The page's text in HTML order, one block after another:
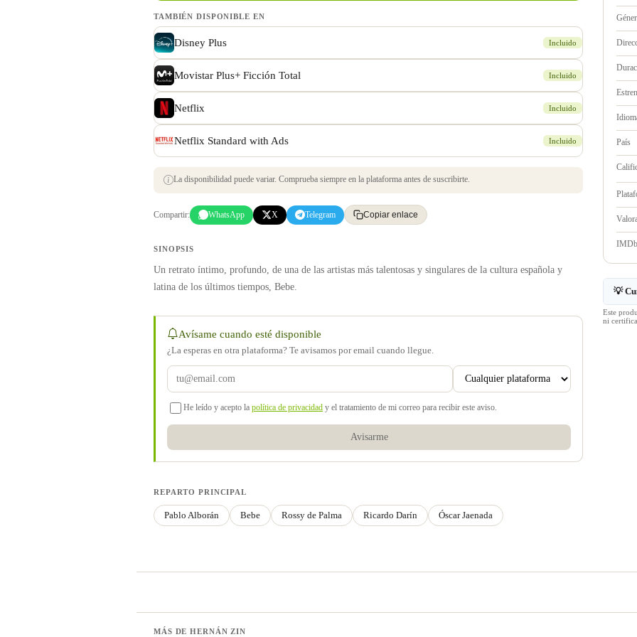
TAMBIÉN DISPONIBLE EN
Disney Plus Incluido
Movistar Plus+ Ficción Total Incluido
Netflix Incluido
Netflix Standard with Ads Incluido
La disponibilidad puede variar. Comprueba siempre en la plataforma antes de suscribirte.
Compartir: WhatsApp X Telegram Copiar enlace
SINOPSIS
Un retrato íntimo, profundo, de una de las artistas más talentosas y singulares de la cultura española y
latina de los últimos tiempos, Bebe.
Avísame cuando esté disponible
¿La esperas en otra plataforma? Te avisamos por email cuando llegue.
He leído y acepto la política de privacidad y el tratamiento de mi correo para recibir este aviso.
Avisarme
REPARTO PRINCIPAL
Pablo Alborán Bebe Rossy de Palma Ricardo Darín Óscar Jaenada
País
IMDb
💡
Este
ni
MÁS DE HERNÁN ZIN